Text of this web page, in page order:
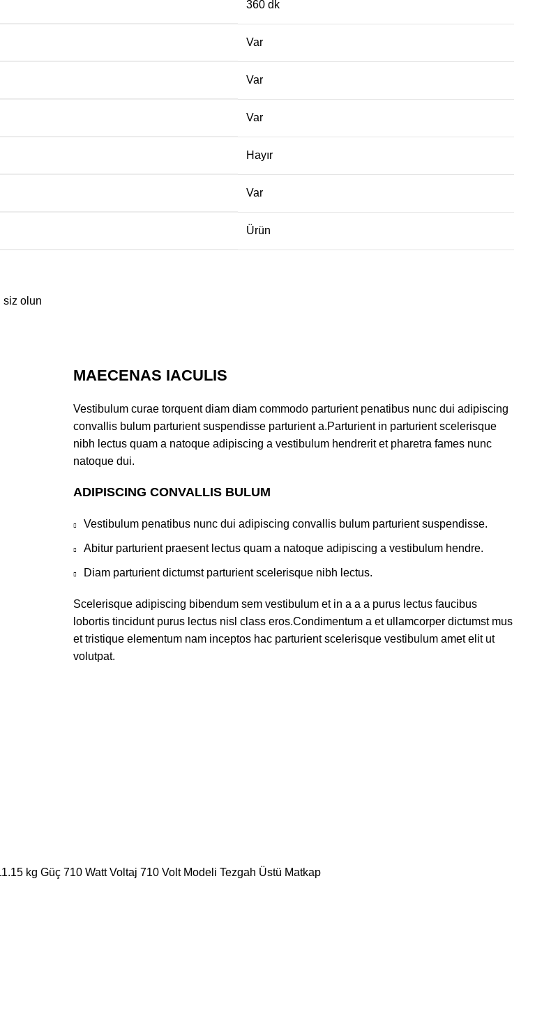
360 dk
Var
Var
Var
Hayır
Var
Ürün
siz olun
MAECENAS IACULIS
Vestibulum curae torquent diam diam commodo parturient penatibus nunc dui adipiscing
convallis bulum parturient suspendisse parturient a.Parturient in parturient scelerisque
nibh lectus quam a natoque adipiscing a vestibulum hendrerit et pharetra fames nunc
natoque dui.
ADIPISCING CONVALLIS BULUM
Vestibulum penatibus nunc dui adipiscing convallis bulum parturient suspendisse.
Abitur parturient praesent lectus quam a natoque adipiscing a vestibulum hendre.
Diam parturient dictumst parturient scelerisque nibh lectus.
Scelerisque adipiscing bibendum sem vestibulum et in a a a purus lectus faucibus
lobortis tincidunt purus lectus nisl class eros.Condimentum a et ullamcorper dictumst mus
et tristique elementum nam inceptos hac parturient scelerisque vestibulum amet elit ut
volutpat.
kg Güç 710 Watt Voltaj 710 Volt Modeli Tezgah Üstü Matkap